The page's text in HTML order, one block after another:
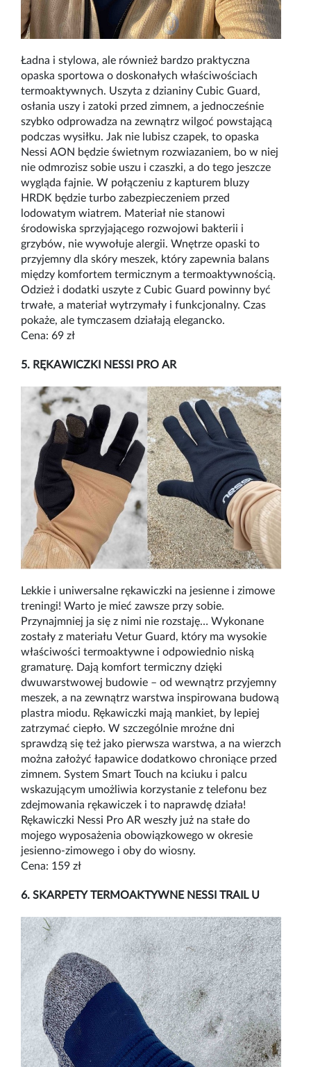
Ładna i stylowa, ale również bardzo praktyczna
opaska sportowa o doskonałych właściwościach
termoaktywnych. Uszyta z dzianiny Cubic Guard,
osłania uszy i zatoki przed zimnem, a jednocześnie
szybko odprowadza na zewnątrz wilgoć powstającą
podczas wysiłku. Jak nie lubisz czapek, to opaska
Nessi AON będzie świetnym rozwiazaniem, bo w niej
nie odmrozisz sobie uszu i czaszki, a do tego jeszcze
wygląda fajnie. W połączeniu z kapturem bluzy
HRDK będzie turbo zabezpieczeniem przed
lodowatym wiatrem. Materiał nie stanowi
środowiska sprzyjającego rozwojowi bakterii i
grzybów, nie wywołuje alergii. Wnętrze opaski to
przyjemny dla skóry meszek, który zapewnia balans
między komfortem termicznym a termoaktywnością.
Odzież i dodatki uszyte z Cubic Guard powinny być
trwałe, a materiał wytrzymały i funkcjonalny. Czas
pokaże, ale tymczasem działają elegancko.
Cena: 69 zł
5. RĘKAWICZKI NESSI PRO AR
Lekkie i uniwersalne rękawiczki na jesienne i zimowe
treningi! Warto je mieć zawsze przy sobie.
Przynajmniej ja się z nimi nie rozstaję… Wykonane
zostały z materiału Vetur Guard, który ma wysokie
właściwości termoaktywne i odpowiednio niską
gramaturę. Dają komfort termiczny dzięki
dwuwarstwowej budowie – od wewnątrz przyjemny
meszek, a na zewnątrz warstwa inspirowana budową
plastra miodu. Rękawiczki mają mankiet, by lepiej
zatrzymać ciepło. W szczególnie mroźne dni
sprawdzą się też jako pierwsza warstwa, a na wierzch
można założyć łapawice dodatkowo chroniące przed
zimnem. System Smart Touch na kciuku i palcu
wskazującym umożliwia korzystanie z telefonu bez
zdejmowania rękawiczek i to naprawdę działa!
Rękawiczki Nessi Pro AR weszły już na stałe do
mojego wyposażenia obowiązkowego w okresie
jesienno-zimowego i oby do wiosny.
Cena: 159 zł
6. SKARPETY TERMOAKTYWNE NESSI TRAIL U